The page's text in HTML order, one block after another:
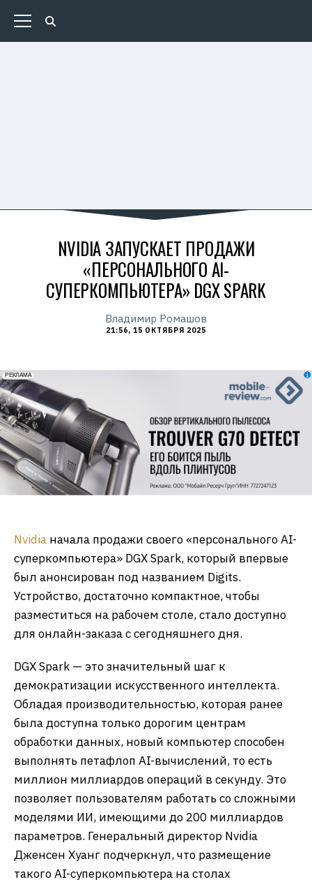
NVIDIA ЗАПУСКАЕТ ПРОДАЖИ
«ПЕРСОНАЛЬНОГО AI-
СУПЕРКОМПЬЮТЕРА» DGX SPARK
Владимир Ромашов
21:56, 15 ОКТЯБРЯ 2025
erid: 2VfnxxmNzs5
РЕКЛАМА
Nvidia начала продажи своего «персонального AI-
суперкомпьютера» DGX Spark, который впервые
был анонсирован под названием Digits.
Устройство, достаточно компактное, чтобы
разместиться на рабочем столе, стало доступно
для онлайн-заказа с сегодняшнего дня.
​DGX Spark — это значительный шаг к
демократизации искусственного интеллекта.
Обладая производительностью, которая ранее
была доступна только дорогим центрам
обработки данных, новый компьютер способен
выполнять петафлоп AI-вычислений, то есть
миллион миллиардов операций в секунду. Это
позволяет пользователям работать со сложными
моделями ИИ, имеющими до 200 миллиардов
параметров. Генеральный директор Nvidia
Дженсен Хуанг подчеркнул, что размещение
такого AI-суперкомпьютера на столах